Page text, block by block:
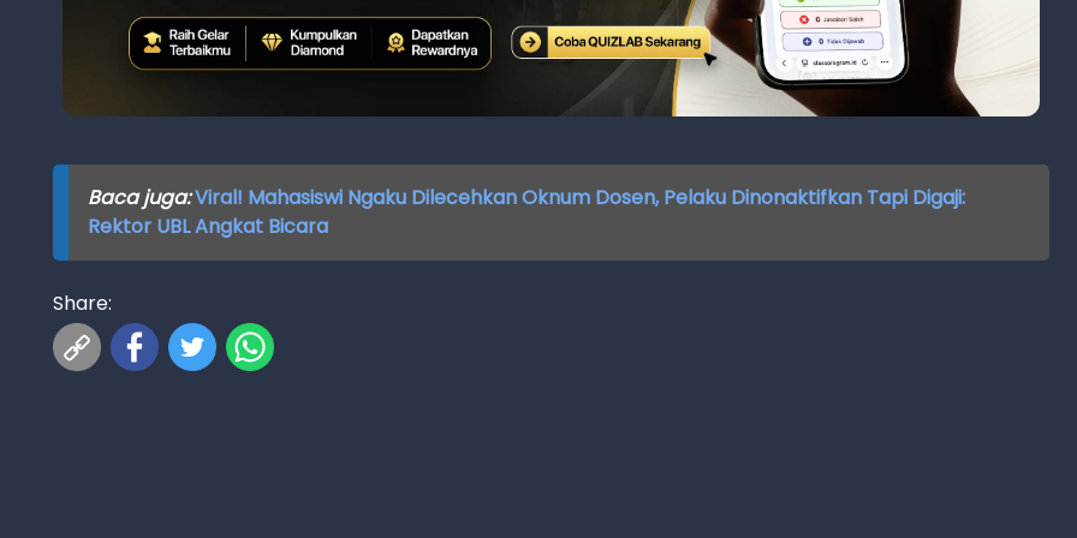
Baca juga:Viral! Mahasiswi Ngaku Dilecehkan Oknum Dosen, Pelaku Dinonaktifkan Tapi Digaji:
Rektor UBL Angkat Bicara
Share: